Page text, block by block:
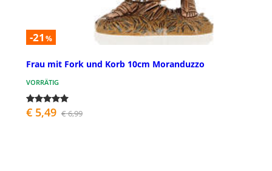
-21 %
Frau mit Fork und Korb 10cm Moranduzzo
VORRÄTIG
€ 5,49 € 6,99